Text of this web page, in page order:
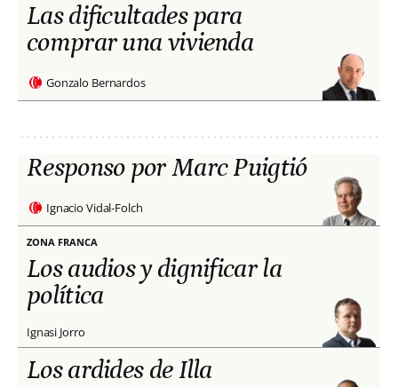
Las dificultades para
comprar una vivienda
Gonzalo Bernardos
Responso por Marc Puigtió
Ignacio Vidal-Folch
ZONA FRANCA
Los audios y dignificar la
política
Ignasi Jorro
Los ardides de Illa